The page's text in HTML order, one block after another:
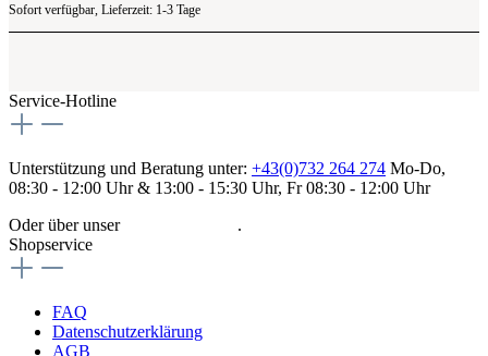
Sofort verfügbar, Lieferzeit: 1-3 Tage
Service-Hotline
Unterstützung und Beratung unter: +43(0)732 264 274 Mo-Do,
08:30 - 12:00 Uhr & 13:00 - 15:30 Uhr, Fr 08:30 - 12:00 Uhr
Oder über unser
.
Shopservice
FAQ
Datenschutzerklärung
AGB